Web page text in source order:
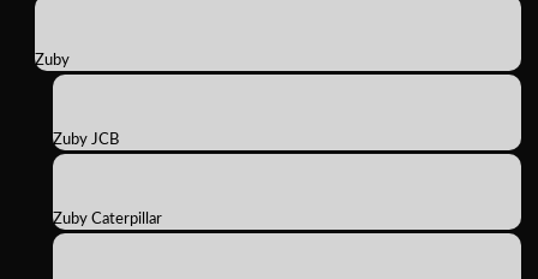
Zuby
Zuby JCB
Zuby Caterpillar